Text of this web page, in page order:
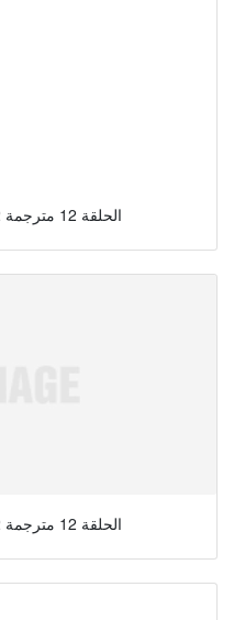
مسلسل كي 2 The K2 الحلقة 12 مترجمة
مسلسل كي 2 The K2 الحلقة 12 مترجمة